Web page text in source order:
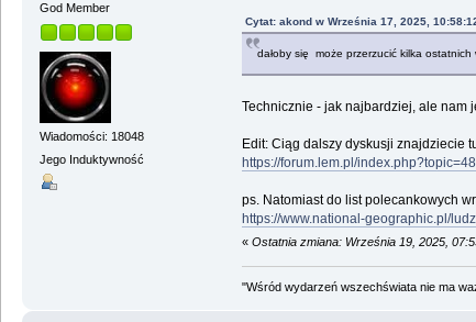
God Member
Wiadomości: 18048
Jego Induktywność
Cytat: akond w Września 17, 2025,
dałoby się może przerzucić kilka
Technicznie - jak najbardziej, ale nam
Edit: Ciąg dalszy dyskusji znajdziecie
https://forum.lem.pl/
ps. Natomiast do list polecankowych
https://www.national-geographic.pl/
« Ostatnia zmiana: Września 19, 2025,
"Wśród wydarzeń wszechświata nie ma